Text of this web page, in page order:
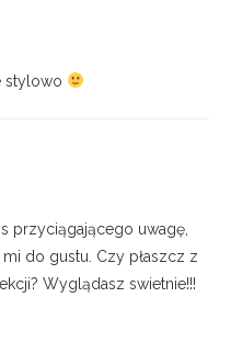
stylowo
przyciągającego uwagę,
do gustu. Czy płaszcz z
Wyglądasz swietnie!!!